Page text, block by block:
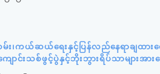
၊ကယ်ဆယ်ရေးနှင့်ပြန်လည်နေရာချထား
ောင်းသစ်ဖွင့်ပွဲနှင့်ဘိုးဘွားရိပ်သာများအ